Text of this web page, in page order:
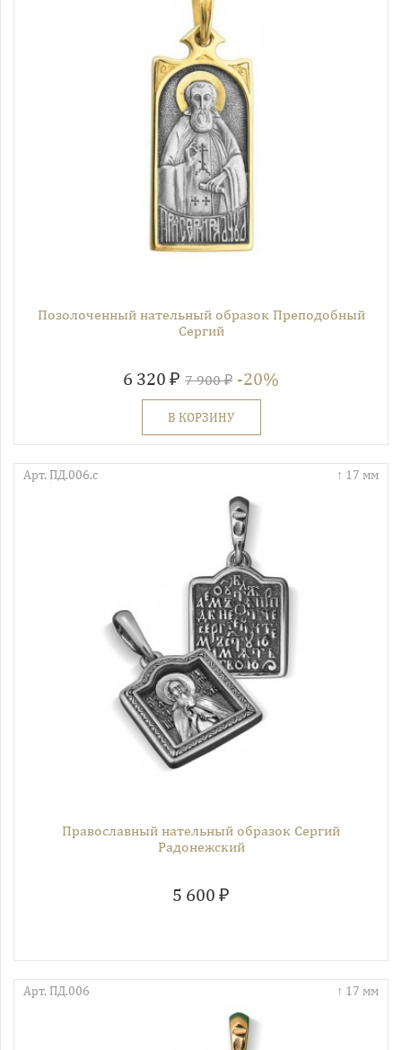
Позолоченный нательный образок Преподобный
Сергий
6 320 ₽ 7 900 ₽ -20%
В КОРЗИНУ
17 мм
Арт. ПД.006.с
Православный нательный образок Сергий
Радонежский
5 600 ₽
17 мм
Арт. ПД.006